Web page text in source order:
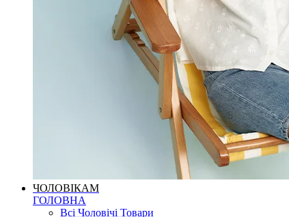
ЧОЛОВІКАМ
ГОЛОВНА
Всі Чоловічі Товари